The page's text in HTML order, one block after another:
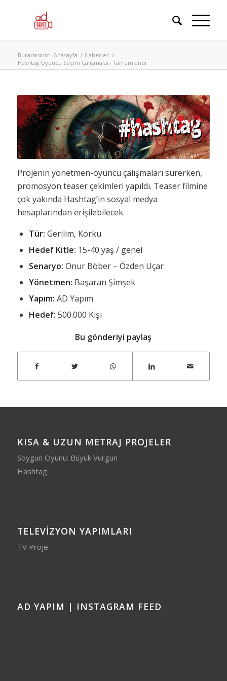
Buradasınız: Anasayfa / Haberler /
Hashtag Oyuncu Seçim Çalışmaları Tamamlandı
Projenin yönetmen-oyuncu çalışmaları sürerken,
promosyon teaser çekimleri yapıldı. Teaser filmine
çok yakında Hashtag’in sosyal medya
hesaplarından erişilebilecek.
Tür: Gerilim, Korku
Hedef Kitle: 15-40 yaş / genel
Senaryo: Onur Böber – Özden Uçar
Yönetmen: Başaran Şimşek
Yapım: AD Yapım
Hedef: 500.000 Kişi
Bu gönderiyi paylaş
KISA & UZUN METRAJ PROJELER
Soygun Oyunu: Büyük Vurgun
Hashtag
TELEVIZYON YAPIMLARI
TV Proje
AD YAPIM | INSTAGRAM FEED